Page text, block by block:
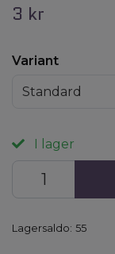
3 kr
Variant
Standard
I lager
Lagersaldo: 55